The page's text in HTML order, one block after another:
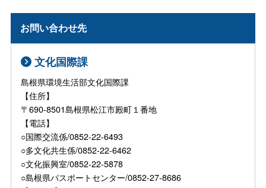
お問い合わせ先
文化国際課
島根県環境生活部文化国際課
【住所】
〒690-8501島根県松江市殿町１番地
【電話】
○国際交流係/0852-22-6493
○多文化共生係/0852-22-6462
○文化振興室/0852-22-5878
○島根県パスポートセンター/0852-27-8686